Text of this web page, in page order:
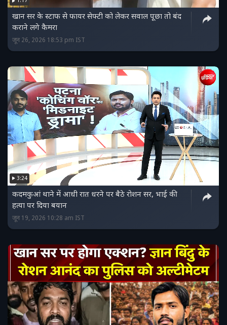
खान सर के स्टाफ से फायर सेफ्टी को लेकर सवाल पूछा तो बंद
कराने लगे कैमरा
जून 26, 2026 18:53 pm IST
3:24
कदमकुआं थाने में आधी रात धरने पर बैठे रोशन सर, भाई की
हत्या पर दिया बयान
जून 19, 2026 10:28 am IST